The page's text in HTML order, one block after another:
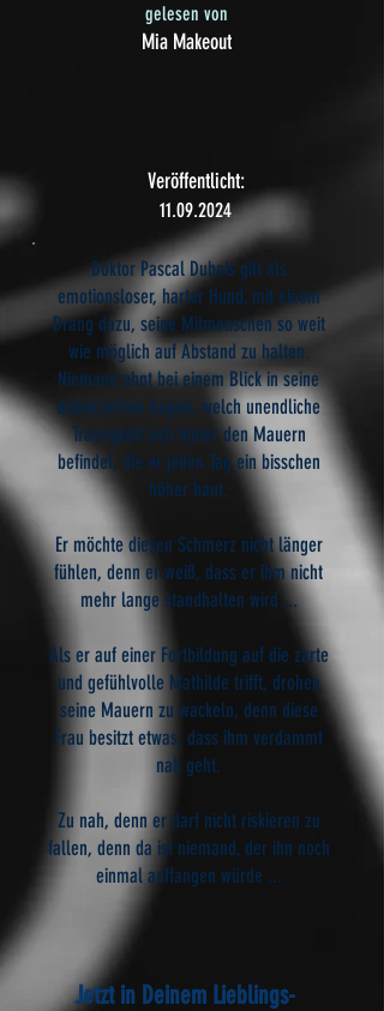
gelesen von
Mia Makeout
Veröffentlicht:
11.09.2024
Doktor Pascal Dubois gilt als
emotionsloser, harter Hund, mit einem
Drang dazu, seine Mitmenschen so weit
wie möglich auf Abstand zu halten.
Niemand ahnt bei einem Blick in seine
distanzierten Augen, welch unendliche
Traurigkeit sich hinter den Mauern
befindet, die er jeden Tag ein bisschen
höher baut.
Er möchte diesen Schmerz nicht länger
fühlen, denn er weiß, dass er ihm nicht
mehr lange standhalten wird ...
Als er auf einer Fortbildung auf die zarte
und gefühlvolle Mathilde trifft, drohen
seine Mauern zu wackeln, denn diese
Frau besitzt etwas, dass ihm verdammt
nah geht.
Zu nah, denn er darf nicht riskieren zu
fallen, denn da ist niemand, der ihn noch
einmal auffangen würde ...
Jetzt in Deinem Lieblings-